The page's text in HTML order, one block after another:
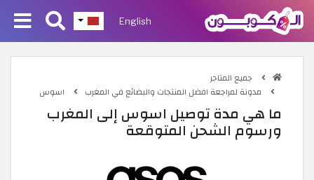
English
جميع المتاجر
مدونة لمراجعة افضل المنتجات والبضائع في المغرب
اسوس
ما هي مدة توصيل اسوس إلى المغرب
ورسوم الشحن المتوقعة